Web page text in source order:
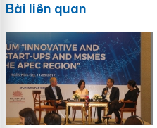
Bài liên quan